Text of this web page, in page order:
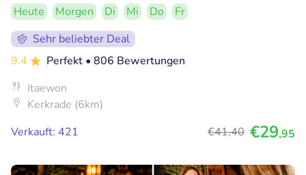
Heute Morgen Di Mi Do
Fr
Sehr beliebter Deal
9.4
Perfekt • 806 Bewertungen
Itaewon
Kerkrade (6km)
Verkauft: 421
€41,40 €29,95